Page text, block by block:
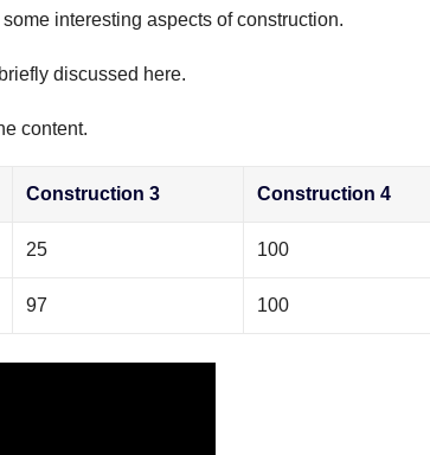
interesting aspects of construction.
discussed here.
content.
Construction 3 Construction 4
25 100
97 100